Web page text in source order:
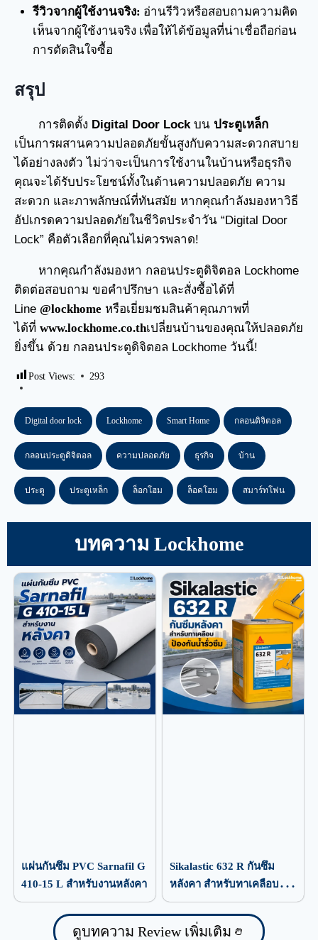
รีวิวจากผู้ใช้งานจริง: อ่านรีวิวหรือสอบถามความคิด
เห็นจากผู้ใช้งานจริง เพื่อให้ได้ข้อมูลที่น่าเชื่อถือก่อน
การตัดสินใจซื้อ
สรุป
การติดตั้ง Digital Door Lockบน ประตูเหล็ก
เป็นการผสานความปลอดภัยขั้นสูงกับความสะดวกสบาย
ได้อย่างลงตัว ไม่ว่าจะเป็นการใช้งานในบ้านหรือธุรกิจ
คุณจะได้รับประโยชน์ทั้งในด้านความปลอดภัย ความ
สะดวก และภาพลักษณ์ที่ทันสมัย หากคุณกำลังมองหาวิธี
อัปเกรดความปลอดภัยในชีวิตประจำวัน “Digital Door
Lock” คือตัวเลือกที่คุณไม่ควรพลาด!
หากคุณกำลังมองหา กลอนประตูดิจิตอล Lockhome
ติดต่อสอบถาม ขอคำปรึกษา และสั่งซื้อได้ที่
Line @lockhome หรือเยี่ยมชมสินค้าคุณภาพที่
ได้ที่ www.lockhome.co.thเปลี่ยนบ้านของคุณให้ปลอดภัย
ยิ่งขึ้น ด้วย กลอนประตูดิจิตอล Lockhome วันนี้!
Post Views: 293
Digital door lock Lockhome Smart Home กลอนดิจิตอล
กลอนประตูดิจิตอล ความปลอดภัย ธุรกิจ บ้าน
ประตู ประตูเหล็ก ล็อกโฮม ล็อคโฮม สมาร์ทโฟน
บทความ Lockhome
แผ่นกันซึม PVC Sarnafil G
410-15 L สำหรับงานหลังคา
Sikalastic 632 R กันซึม
หลังคา สำหรับทาเคลือบ
ป้องกันน้ำรั่วซึม
ดูบทความ Review เพิ่มเติม